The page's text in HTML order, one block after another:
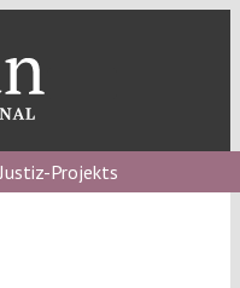
Projekts